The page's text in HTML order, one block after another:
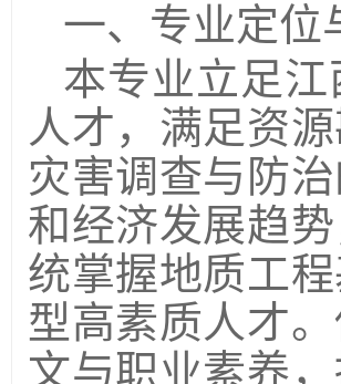
一、专业定位
本专业立足
人才，满足资
灾害调查与防
和经济发展趋
统掌握地质工
型高素质人才
文与职业素养